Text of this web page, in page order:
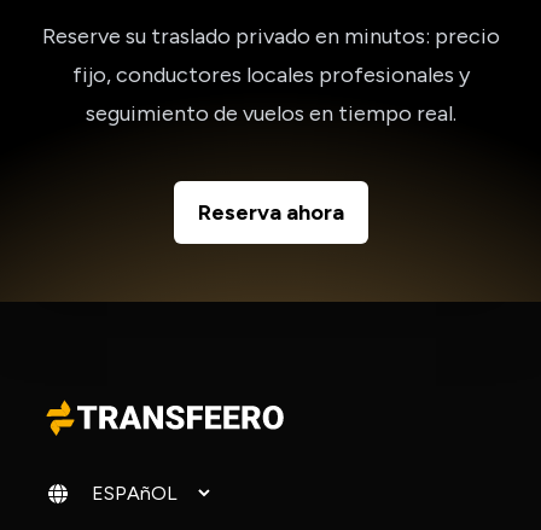
Reserve su traslado privado en minutos: precio
fijo, conductores locales profesionales y
seguimiento de vuelos en tiempo real.
Reserva ahora
Cambiar idioma